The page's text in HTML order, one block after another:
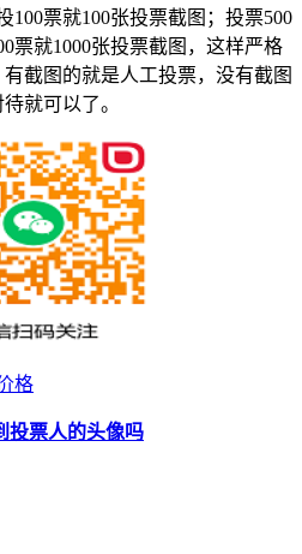
100票就100张投票截图；投票500
票就1000张投票截图，这样严格
截图的就是人工投票，没有截图
就可以了。
格
投票人的头像吗